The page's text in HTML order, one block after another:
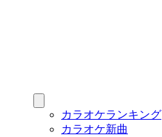
カラオケランキング
カラオケ新曲